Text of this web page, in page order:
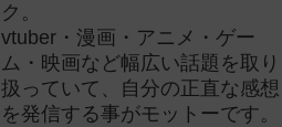
ク。
vtuber・漫画・アニメ・ゲー
ム・映画など幅広い話題を取り
扱っていて、自分の正直な感想
を発信する事がモットーです。